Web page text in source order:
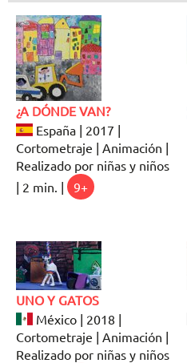
¿A DÓNDE VAN?
España | 2017 |
Cortometraje | Animación |
Realizado por niñas y niños
| 2 min. |
9+
UNO Y GATOS
México | 2018 |
Cortometraje | Animación |
Realizado por niñas y niños